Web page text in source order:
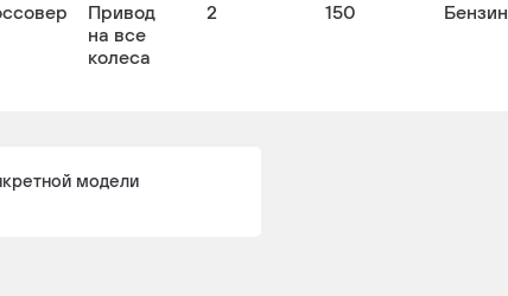
Привод
на все
колеса
2 150 Бензин
модели